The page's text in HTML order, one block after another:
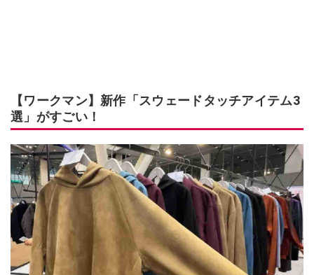
【ワークマン】新作「スウェードタッチアイテム3
選」がすごい！